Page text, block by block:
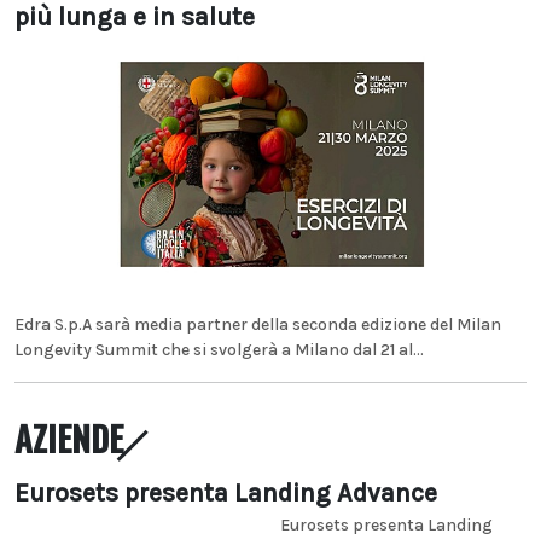
più lunga e in salute
Edra S.p.A sarà media partner della seconda edizione del Milan
Longevity Summit che si svolgerà a Milano dal 21 al...
AZIENDE
Eurosets presenta Landing Advance
Eurosets presenta Landing